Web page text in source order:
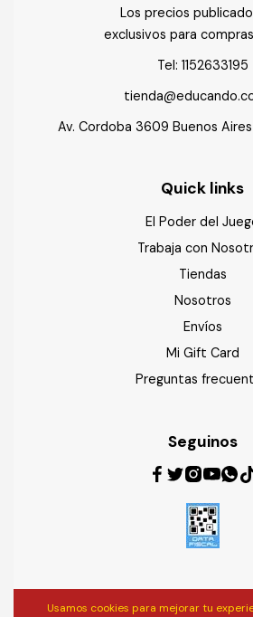
Los precios
exclusivos para
Tel: 1152633195
Av. Cordoba 3609 Buenos
Quick links
El Poder del
Trabaja con
Tiendas
Nosotros
Envíos
Mi Gift Card
Preguntas
Seguinos
Usamos cookies para mejorar tu